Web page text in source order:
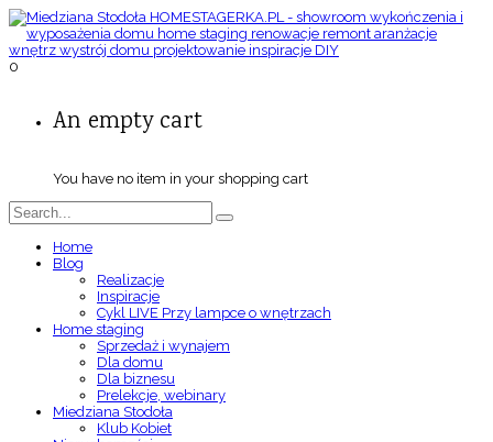
0
An empty cart
You have no item in your shopping cart
Home
Blog
Realizacje
Inspiracje
Cykl LIVE Przy lampce o wnętrzach
Home staging
Sprzedaż i wynajem
Dla domu
Dla biznesu
Prelekcje, webinary
Miedziana Stodoła
Klub Kobiet